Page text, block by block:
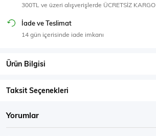
300TL ve üzeri alışverişlerde ÜCRETSİZ KARGO
İade ve Teslimat
14 gün içerisinde iade imkanı
Ürün Bilgisi
Taksit Seçenekleri
Yorumlar